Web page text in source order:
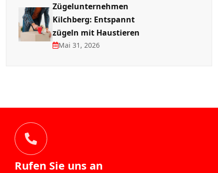
Zügelunternehmen
Kilchberg: Entspannt
zügeln mit Haustieren
Mai 31, 2026
Rufen Sie uns an